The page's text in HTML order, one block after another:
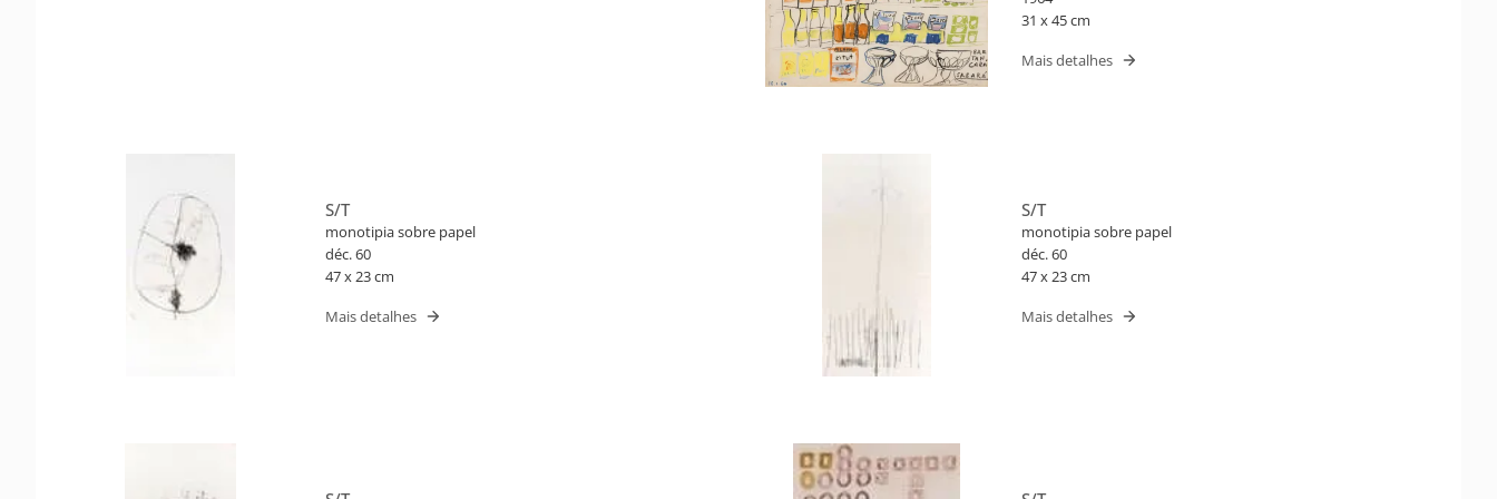
31 x 45 cm
Mais detalhes
S/T
monotipia sobre papel
déc. 60
47 x 23 cm
Mais detalhes
S/T
monotipia sobre papel
déc. 60
47 x 23 cm
Mais detalhes